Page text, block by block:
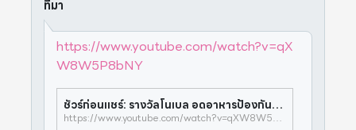
ที่มา
https://www.youtube.com/watch?v=qX
W8W5P8bNY
ชัวร์ก่อนแชร์: รางวัลโนเบล อดอาหารป้องกันโรค จริงหรือ ?
https://www.youtube.com/watch?v=qXW8W5P8bNY